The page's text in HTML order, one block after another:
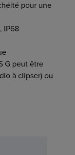
pour une
IP68
G peut être
à clipser) ou